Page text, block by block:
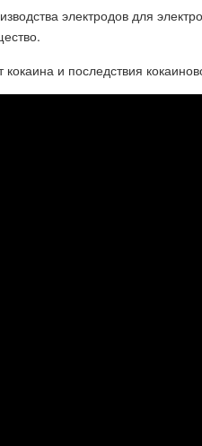
электродов для
и последствия